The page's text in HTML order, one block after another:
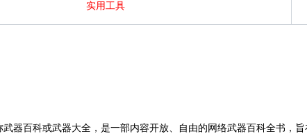
实用工具
器百科或武器大全，是一部内容开放、自由的网络武器百科全书，